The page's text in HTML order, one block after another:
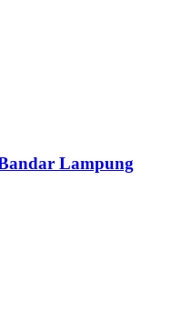
Lampung